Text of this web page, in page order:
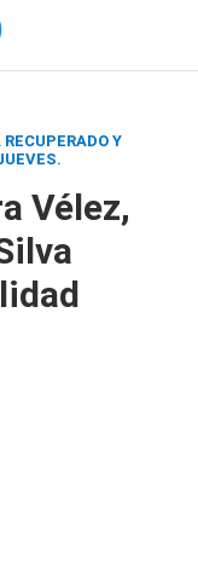
Y
Vélez,